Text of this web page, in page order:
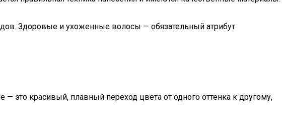
Здоровые и ухоженные волосы — обязательный атрибут
это красивый, плавный переход цвета от одного оттенка к другому,